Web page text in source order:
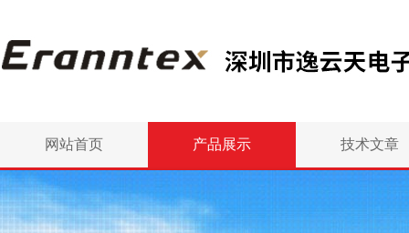
网站首页 产品展示 技术文章